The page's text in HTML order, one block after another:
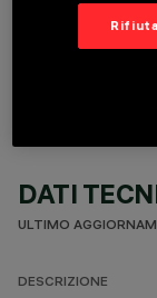
DATI
ULTIMO
DESCRIZIONE